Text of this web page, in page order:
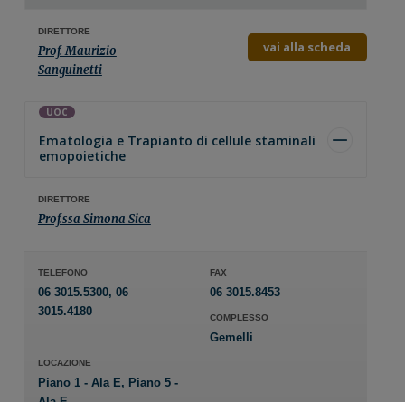
DIRETTORE
Prof. Maurizio
Sanguinetti
vai alla scheda
UOC
Ematologia e Trapianto di cellule staminali
emopoietiche
DIRETTORE
Prof.ssa Simona Sica
TELEFONO
06 3015.5300, 06
3015.4180
FAX
06 3015.8453
COMPLESSO
Gemelli
LOCAZIONE
Piano 1 - Ala E, Piano 5 -